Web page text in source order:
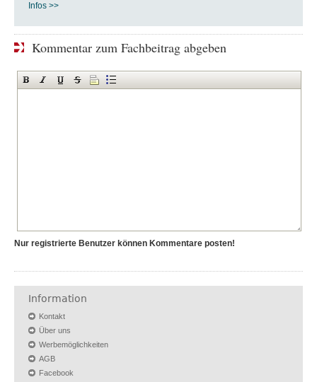
Infos >>
Kommentar zum Fachbeitrag abgeben
Nur registrierte Benutzer können Kommentare posten!
Information
Kontakt
Über uns
Werbemöglichkeiten
AGB
Facebook